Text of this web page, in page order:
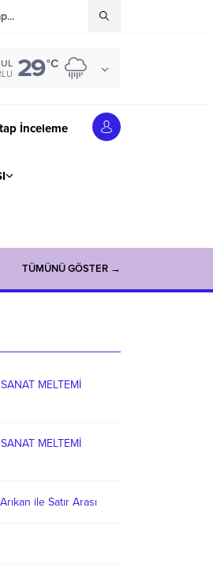
29°C
İnceleme
TÜMÜNÜ GÖSTER →
MELTEMİ
MELTEMİ
ile Satır Arası